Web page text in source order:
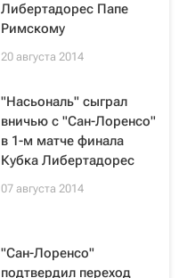
Либертадорес Папе
Римскому
20 августа 2014
"Насьональ" сыграл
вничью с "Сан-Лоренсо"
в 1-м матче финала
Кубка Либертадорес
07 августа 2014
"Сан-Лоренсо"
подтвердил переход